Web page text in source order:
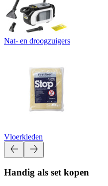
Nat- en droogzuigers
Vloerkleden
Handig als set kopen